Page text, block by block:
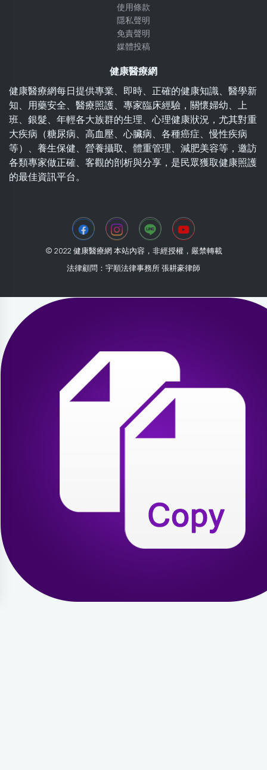
使用條款
隱私聲明
免責聲明
媒體投稿
健康醫療網
健康醫療網每日提供專業、即時、正確的健康知識、醫學新
知、用藥安全、醫療照護、專家臨床經驗，關懷婦幼、上
班、銀髮、年輕各大族群的生理、心理健康狀況，尤其對重
大疾病（糖尿病、高血壓、心臟病、各種癌症、慢性疾病
等）、養生保健、營養攝取、體重管理、減肥美容等，邀訪
各類專家做正確、客觀的剖析與分享，是民眾獲取健康照護
的最佳資訊平台。
© 2022 健康醫療網 本站內容，非經授權，嚴禁轉載
法律顧問：宇順法律事務所 張耕豪律師